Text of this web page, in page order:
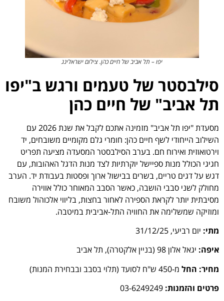
יפו – תל אביב של חיים כהן. צילום ישראלינג
סילבסטר של טעמים ורגש ב"יפו
תל אביב" של חיים כהן
מסעדת "יפו תל אביב" מזמינה אתכם לקבל את שנת 2026 עם
השילוב הייחודי לשף חיים כהן: חומרי גלם מקומיים משובחים, יד
וירטואוזית ואירוח חם. בערב הסילבסטר המסעדה מציעה תפריט
חגיגי הכולל מנות ספיישל יוקרתיות לצד מנות הדגל האהובות, עם
דגש על דגים טריים, בשרים בבישול ארוך ופסטות בעבודת יד. הערב
מחולק לשני סבבי הושבה, כאשר הסבב המאוחר כולל אווירה
מסיבתית יותר לקראת הספירה לאחור בחצות, בליווי אלכוהול משובח
ומוזיקה שמשלימה את החוויה התל-אביבית במיטבה.
מתי: יום רביעי, 31/12/25
איפה: יגאל אלון 98 (בניין אלקטרה), תל אביב
מחיר: החל מ-450 ש"ח לסועד (תלוי בסבב ובבחירת המנות)
פרטים והזמנות: